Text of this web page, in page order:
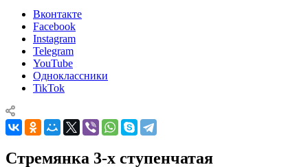
Вконтакте
Facebook
Instagram
Telegram
YouTube
Одноклассники
TikTok
Стремянка 3-х ступенчатая